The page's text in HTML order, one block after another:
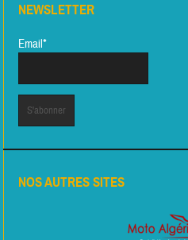
NEWSLETTER
Email*
NOS AUTRES SITES